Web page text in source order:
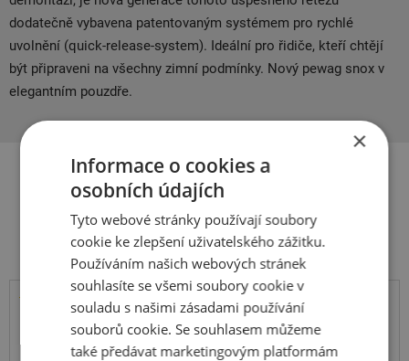
dodatečně vybavena patentovaným systémem pro rychlé
uvolnění (quick-release-system). Ideální pro řidiče, kteří chtějí
být připraveni na všechny zimní podmínky. Nový pewag snox v
elegantním pouzdře.
Související produkty
Kumho
Road Venture AT61
×
Informace o cookies a
osobních údajích
Tyto webové stránky používají soubory
cookie ke zlepšení uživatelského zážitku.
Používáním našich webových stránek
souhlasíte se všemi soubory cookie v
souladu s našimi zásadami používání
souborů cookie. Se souhlasem můžeme
také předávat marketingovým platformám